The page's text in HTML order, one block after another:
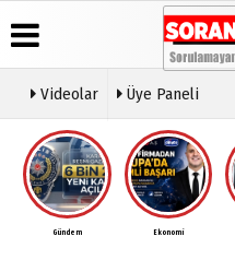
Üye Paneli
Haber
Arşivi
Anketler
Videolar Üye Paneli
Gündem Ekonomi